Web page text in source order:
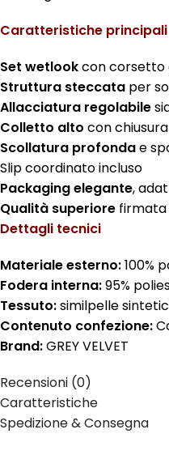
Caratteristiche principali
Set wetlookcon corsetto
Struttura steccata per
Allacciatura regolabile
Colletto alto con
Scollatura profondae
Slip coordinato incluso
Packaging elegante,
Qualità superiore firmata
Dettagli tecnici
Materiale esterno:100%
Fodera interna:95%
Tessuto:similpelle
Contenuto confezione:
Brand:GREY VELVET
Recensioni (0)
Caratteristiche
Spedizione & Consegna